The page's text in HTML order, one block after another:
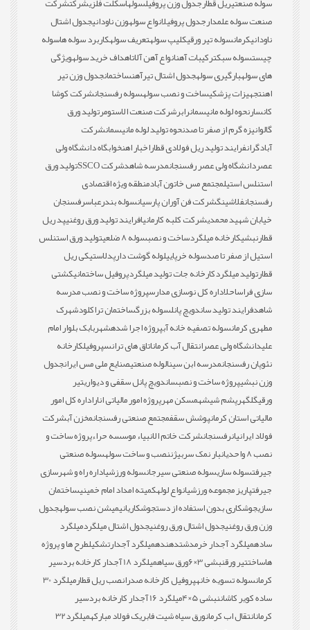
صنعت سوله علمدارجدول پروفیلانواع سولهوزن ناودانیجدول اشتال
ناودانیکرمانسوله تیر ورقیکلیپ سولهتعریف سولهکاربرد سوله هاسوله
چیستسوله سبکترکیبات آهنانواع آهن آلاتاهداف خرید سولهویژگی
های سولهبارگیری سولهجدول اشتال تیرآهنساختمانجدول وزن تیر
اهنتجهیزات پزشکیساخت و نصب سولهسوله رفسنجانشرکت کوشا
کانسارنحوه لوله مانیسمانرابرشرکت صنعت الاستومرتولید ورق
گالوانیزه گرم از صفر تا صدنحوه تولید لوله مانیسمانشرکت
آبادگرانفرایند تولید ریل فولادی قطاراخبار اهنخوابگاه دانشگاه ولی
عصردانشگاه ولی عصر رفسنجانمدرسه شاهدشرکت SSCO
تولید ورق
استنلس استیلمجتمع مس خاتون آبادمنطقه ویژه اقتصادی
رفسنجانفلاشینگشرکت فن آوران پارسیانسوله بندرعباسرفسنجان
خیابان شهید محمدیشرکت کلبه کارمانیافرایند تولید ورق روغنیپد ریل
قطارنبشیکارخانه میلگردساخت و نصبسوله 8 ضلعی
تولید ورق استنلس
استیل از صفر تا صدسوله خرپاییلوله گوشت دارپدلاستیکی ریل
قطارتولید میلگردکارخانه جات تولید میلگردپروفیل ساختمانیکشتی
سازی فراساحلاداره کل نوسازی مدارسپروژه ساخت و نصب مدرسه
شاهدفرایند تولید ساندویچ پانلسوله بزرگساختمان تراکلودشهرک
مطهری کرمانسوله تصفیه خانه آبپروژه اجرا شدهشهربابک بلوار امام
علیدانشگاه ولی عصرانتقال آب کرماناتاق های ترانسپروفیلکارخانه
نئوپان رفسنجانمدرسه ابن سینالوله صنعتیصنایع ملی مس ایرانجدول
وزن نبشیپروژه ساخت و نصبساندویچ پانل سقفی و دیواریتیر
ورقیگلگهرپشم شیشهمسکن مهرپروژه امور مالیاتی اناراداره کل امور
مالیاتی استان کرمانپوشش سقفمجتمع صنعتی رفسنجانمخزن آبشرکت
فولاد ایرانیانرفسنجانشرکت خاتم الانبیاء موسسه حراءپروژه ساخت و
نصب 8 واحدی
انبار نمک سربیژننصب و ساخت سولهسوله صنعتی
جیرفتسوله سازیسوله صنعتی سیرجانسوله ورزشیاداره راه و شهرسازی
جیرفتپاریز مجموعه ورزشیانواع لولهکمیته امداد امام خمینیساختمان
سازیجوشکاری بدون استفاده از دستجوشکاریانیمیشن نصب سولهجدول
وزن ورق روغنیجدول اشتال ورق روغنیجدول اشتال میلگردمیلگرد
سادهمیلگرد آجدار خرمدشتدهندهمیلگرد آجدارتشکیلطرح ها و پروژه
هاساختتیر ورقنبشی 3×6 ورق سیاه
میلگرد 18 آجدار کارخانه بردسیر
کرمانسوله تسویه خانهپروفیل کارخانه صدرانصب ریل قطار
میلگرد 30
ساده کویر کاشاننبشی 5×4
میلگرد 16 آجدار کارخانه بردسیر
کرمانانتقال اب کرمانورق سیاه شیت فابریک فولاد مبارکه
میلگرد32